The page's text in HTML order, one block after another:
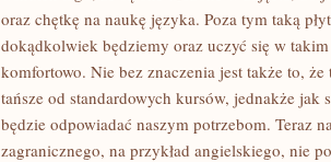
oraz chętkę na naukę języka. Poza tym taką
dokądkolwiek będziemy oraz uczyć się w
komfortowo. Nie bez znaczenia jest także to,
tańsze od standardowych kursów, jednakże
będzie odpowiadać naszym potrzebom. Teraz
zagranicznego, na przykład angielskiego, nie